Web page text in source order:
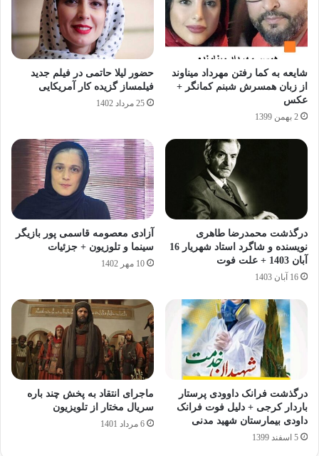
شایعه به کما رفتن مهرداد میناوند
از زبان همسرش شبنم کمانگر +
عکس
2 بهمن 1399
حضور لیلا حاتمی در فیلم جدید
فیلمساز گزیده کار آمریکایی
25 مرداد 1402
درگذشت محمدرضا طاهری
نویسنده و شاگرد استاد شهریار 16
آبان 1403 + علت فوت
16 آبان 1403
آزادی معصومه قاسمی پور بازیگر
سینما و تلوزیون + جزئیات
10 مهر 1402
درگذشت فرانک داوودی پرستار
باردار کرجی + دلیل فوت فرانک
داودی بیمارستان شهید مدنی
5 اسفند 1399
ماجرای انتقاد به پخش چند باره
سریال مختار از تلویزیون
6 مرداد 1401